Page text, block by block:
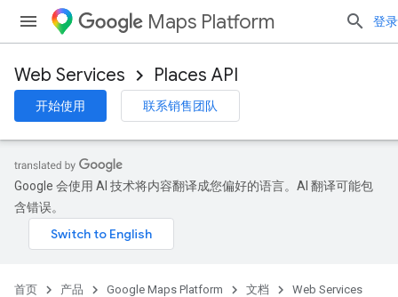
Maps Platform 登录
Web Services Places API
开始使用 联系销售团队
Google 会使用 AI 技术将内容翻译成您偏好的语言。AI 翻译可能包
含错误。
首页 产品 Google Maps Platform 文档
Web Services